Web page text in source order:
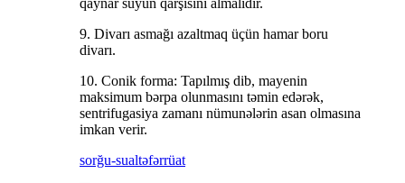
9. Divarı asmağı azaltmaq üçün hamar boru
divarı.
10. Conik forma: Tapılmış dib, mayenin
maksimum bərpa olunmasını təmin edərək,
sentrifugasiya zamanı nümunələrin asan olmasına
imkan verir.
sorğu-sualtəfərrüat